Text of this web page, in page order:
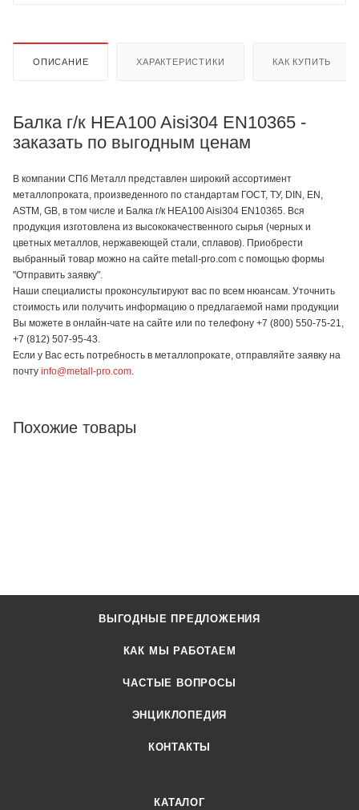
ОПИСАНИЕ ХАРАКТЕРИСТИКИ КАК КУПИТЬ
Балка г/к HEA100 Aisi304 EN10365 -
заказать по выгодным ценам
В компании СПб Металл представлен широкий ассортимент
металлопроката, произведенного по стандартам ГОСТ, ТУ, DIN, EN,
ASTM, GB, в том числе и Балка г/к HEA100 Aisi304 EN10365. Вся
продукция изготовлена из высококачественного сырья (черных и
цветных металлов, нержавеющей стали, сплавов). Приобрести
выбранный товар можно на сайте metall-pro.com с помощью формы
"Отправить заявку".
Наши специалисты проконсультируют вас по всем нюансам. Уточнить
стоимость или получить информацию о предлагаемой нами продукции
Вы можете в онлайн-чате на сайте или по телефону +7 (800) 550-75-21,
+7 (812) 507-95-43.
Если у Вас есть потребность в металлопрокате, отправляйте заявку на
почту info@metall-pro.com
Похожие товары
ВЫГОДНЫЕ ПРЕДЛОЖЕНИЯ
КАК МЫ РАБОТАЕМ
ЧАСТЫЕ ВОПРОСЫ
ЭНЦИКЛОПЕДИЯ
КОНТАКТЫ
КАТАЛОГ